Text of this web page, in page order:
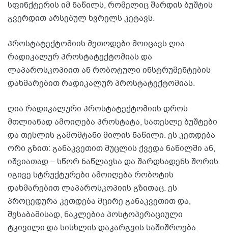
სფინქტერის იმ ნაწილს, რომელიც შარდის ბუშტის
გვერდით არსებულ ხვრელს კეტავს.
პროსტატექტომიის მეთოდები მოიცავს ღია
რადიკალურ პროსტატექტომიას და
ლაპაროსკოპიით ან რობოტული ინსტრუმენტების
დახმარებით რადიკალურ პროსტატექტომიას.
ღია რადიკალური პროსტატექტომიის დროს
მთლიანად ამოიღება პროსტატა, სათესლე ბუშტები
და თესლის გამომტანი მილის ნაწილი. ეს კეთდება
ორი გზით: განაკვეთით მუცლის ქვედა ნაწილში ან,
იშვიათად – სწორ ნაწლავსა და შარდსადენს შორის.
იგივე სტრუქტურები ამოიღება რობოტის
დახმარებით ლაპაროსკოპიის გზითაც. ეს
პროცედურა კეთდება მცირე განაკვეთით და,
შესაბამისად, ნაკლებია პოსტოპერაციული
ტკივილი და სისხლის დაკარგვის საშიშროება.